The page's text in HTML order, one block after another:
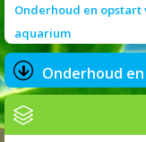
Onderhoud en opstart
aquarium
Onderhoud